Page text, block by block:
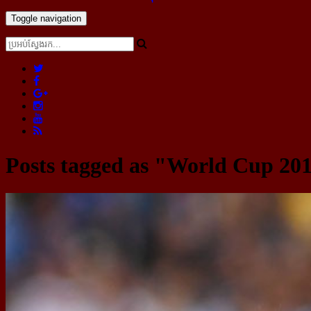
Toggle navigation
Posts tagged as "World Cup